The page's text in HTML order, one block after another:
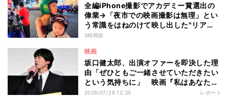
全編iPhone撮影でアカデミー賞選出の
偉業→「夜市での映画撮影は無理」とい
う常識をはねのけて映し出した"リア
ル"とは――ツォウ監督が語る映画『左
5時間前
映画
坂口健太郎、出演オファーを即決した理
由「ぜひともご一緒させていただきたい
という気持ちに」 映画『私はあなたを
知らない、』完成披露舞台挨拶
2026/07/28 12:35 レポート